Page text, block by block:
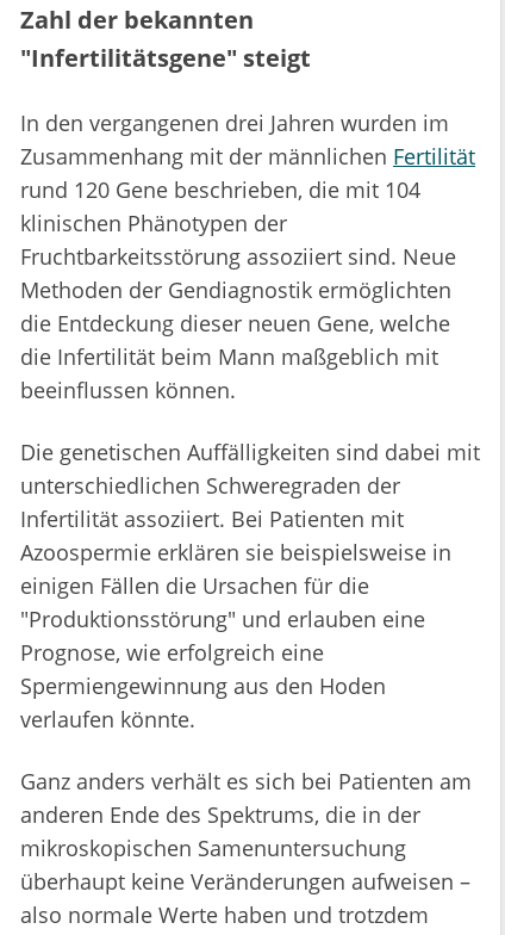
Zahl der bekannten
"Infertilitätsgene" steigt
In den vergangenen drei Jahren wurden im
Zusammenhang mit der männlichen Fertilität
rund 120 Gene beschrieben, die mit 104
klinischen Phänotypen der
Fruchtbarkeitsstörung assoziiert sind. Neue
Methoden der Gendiagnostik ermöglichten
die Entdeckung dieser neuen Gene, welche
die Infertilität beim Mann maßgeblich mit
beeinflussen können.
Die genetischen Auffälligkeiten sind dabei mit
unterschiedlichen Schweregraden der
Infertilität assoziiert. Bei Patienten mit
Azoospermie erklären sie beispielsweise in
einigen Fällen die Ursachen für die
"Produktionsstörung" und erlauben eine
Prognose, wie erfolgreich eine
Spermiengewinnung aus den Hoden
verlaufen könnte.
Ganz anders verhält es sich bei Patienten am
anderen Ende des Spektrums, die in der
mikroskopischen Samenuntersuchung
überhaupt keine Veränderungen aufweisen –
also normale Werte haben und trotzdem